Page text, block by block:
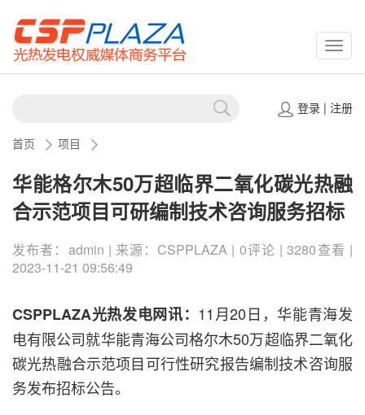
登录| 注册
首页 项目
华能格尔木50万超临界二氧化碳光热融
合示范项目可研编制技术咨询服务招标
发布者：admin | 来源：CSPPLAZA | 0评论 | 3280查看 |
2023-11-21 09:56:49
CSPPLAZA光热发电网讯： 11月20日，华能青海发
电有限公司就华能青海公司格尔木50万超临界二氧化
碳光热融合示范项目可行性研究报告编制技术咨询服
务发布招标公告。